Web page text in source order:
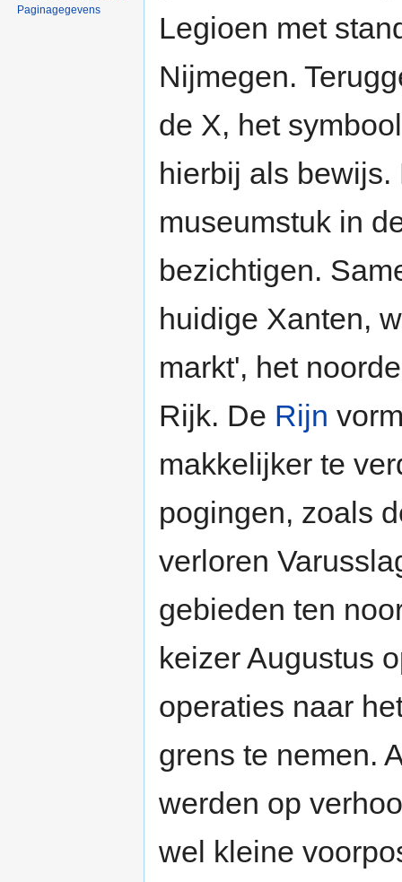
Legioen met
Nijmegen.
de X, het
hierbij als
museumstuk in
bezichtigen.
huidige Xanten,
markt', het
Rijk. De Rijn
makkelijker te
pogingen, zoals
verloren
gebieden ten
keizer Augustus
operaties naar
grens te nemen.
werden op
wel kleine
Paginagegevens